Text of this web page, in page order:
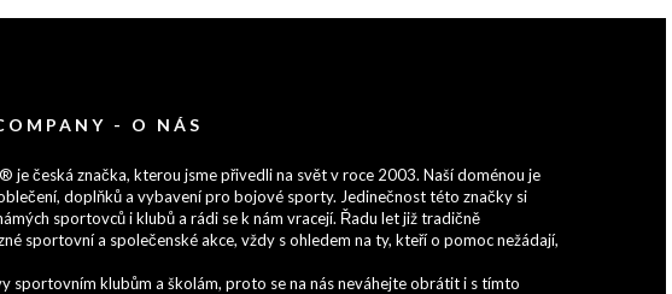
- O NÁS
je česká značka, kterou jsme přivedli na svět v roce 2003. Naší doménou je
doplňků a vybavení pro bojové sporty. Jedinečnost této značky si
sportovců i klubů a rádi se k nám vracejí. Řadu let již tradičně
sportovní a společenské akce, vždy s ohledem na ty, kteří o pomoc nežádají,
sportovním klubům a školám, proto se na nás neváhejte obrátit i s tímto